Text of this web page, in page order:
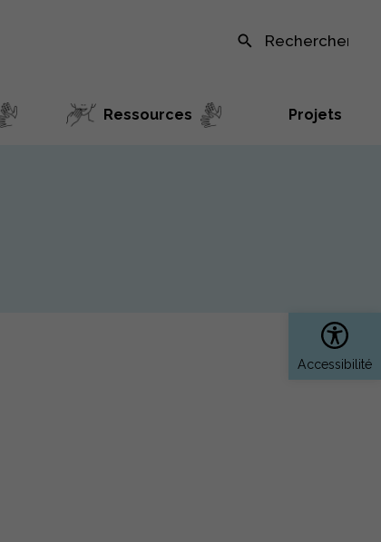
Ressources Projets
Recherche sur le site